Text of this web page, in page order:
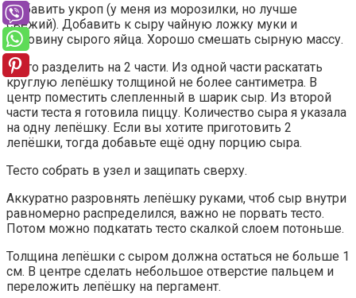
Добавить укроп (у меня из морозилки, но лучше
свежий). Добавить к сыру чайную ложку муки и
половину сырого яйца. Хорошо смешать сырную массу.
Тесто разделить на 2 части. Из одной части раскатать
круглую лепёшку толщиной не более сантиметра. В
центр поместить слепленный в шарик сыр. Из второй
части теста я готовила пиццу. Количество сыра я указала
на одну лепёшку. Если вы хотите приготовить 2
лепёшки, тогда добавьте ещё одну порцию сыра.
Тесто собрать в узел и защипать сверху.
Аккуратно разровнять лепёшку руками, чтоб сыр внутри
равномерно распределился, важно не порвать тесто.
Потом можно подкатать тесто скалкой слоем потоньше.
Толщина лепёшки с сыром должна остаться не больше 1
см. В центре сделать небольшое отверстие пальцем и
переложить лепёшку на пергамент.